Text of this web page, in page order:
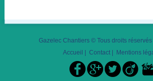
Gazelec Chantiers © Tous droits
Accueil
Contact| Mentions